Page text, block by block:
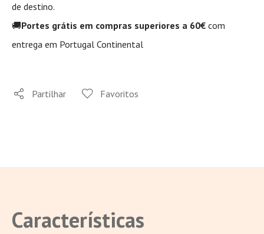
de destino.
🚚Portes grátis em compras superiores a 60€ com
entrega em Portugal Continental
Partilhar Favoritos
Características